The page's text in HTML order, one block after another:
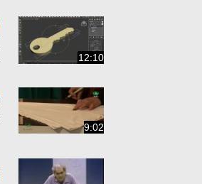
12:10
9:02